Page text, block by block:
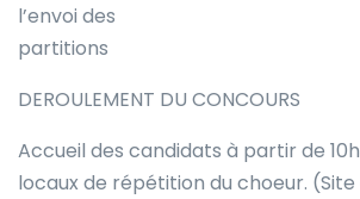
l’envoi des
partitions
DEROULEMENT DU CONCOURS
Accueil des candidats à partir de
locaux de répétition du choeur.